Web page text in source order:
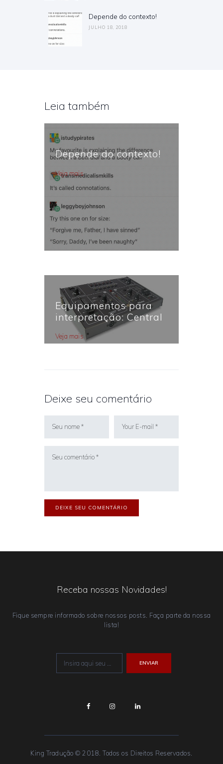
Next post:
Depende do contexto!
JULHO 18, 2018
Leia também
Depende do contexto!
Veja mais
Equipamentos para
interpretação: Central
de Intérprete
Veja mais
Deixe seu comentário
Receba nossas Novidades!
Fique sempre informado sobre nossos posts. Faça parte da nossa
lista!
King Tradução © 2018. Todos os Direitos Reservados.